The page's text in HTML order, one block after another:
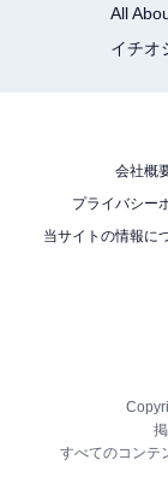
All
イチオ
会社概
プライバシー
当サイトの情報に
すべてのコンテ